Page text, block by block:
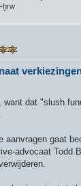
ḫrw
want dat "slush
aanvragen gaat
advocaat Todd